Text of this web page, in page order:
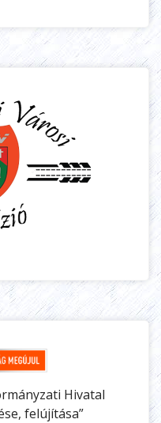
Hivatal
felújítása”